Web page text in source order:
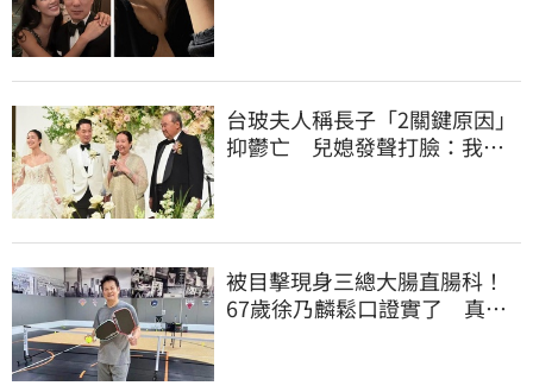
台玻夫人稱長子「2關鍵原因」
抑鬱亡 兒媳發聲打臉：我從
被目擊現身三總大腸直腸科！
67歲徐乃麟鬆口證實了 真實